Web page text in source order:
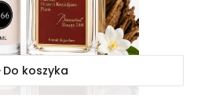
Do koszyka